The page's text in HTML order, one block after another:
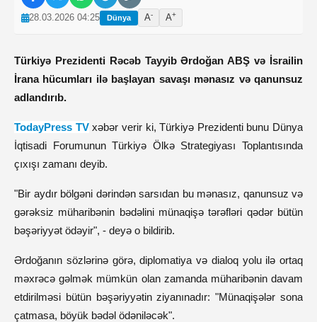
28.03.2026 04:25 Dünya A- A+
Türkiyə Prezidenti Rəcəb Tayyib Ərdoğan ABŞ və İsrailin
İrana hücumları ilə başlayan savaşı mənasız və qanunsuz
adlandırıb.
TodayPress TVxəbər verir ki, Türkiyə Prezidenti bunu Dünya
İqtisadi Forumunun Türkiyə Ölkə Strategiyası Toplantısında
çıxışı zamanı deyib.
"Bir aydır bölgəni dərindən sarsıdan bu mənasız, qanunsuz və
gərəksiz müharibənin bədəlini münaqişə tərəfləri qədər bütün
bəşəriyyət ödəyir", - deyə o bildirib.
Ərdoğanın sözlərinə görə, diplomatiya və dialoq yolu ilə ortaq
məxrəcə gəlmək mümkün olan zamanda müharibənin davam
etdirilməsi bütün bəşəriyyətin ziyanınadır: "Münaqişələr sona
çatmasa, böyük bədəl ödəniləcək".